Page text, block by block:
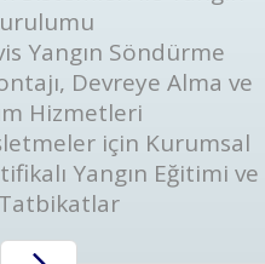
Yangın Söndürme
Devreye Alma ve
Hizmetleri
için Kurumsal
Yangın Eğitimi ve